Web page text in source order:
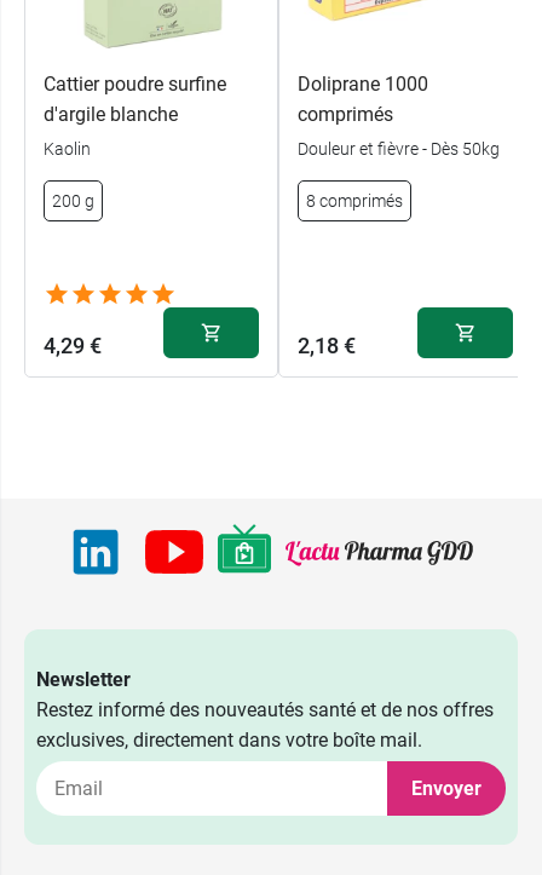
Cattier poudre surfine
d'argile blanche
Kaolin
200 g
4,29 €
Doliprane 1000
comprimés
Douleur et fièvre - Dès 50kg
8 comprimés
2,18 €
Newsletter
Restez informé des nouveautés santé et de nos offres
exclusives, directement dans votre boîte mail.
Envoyer